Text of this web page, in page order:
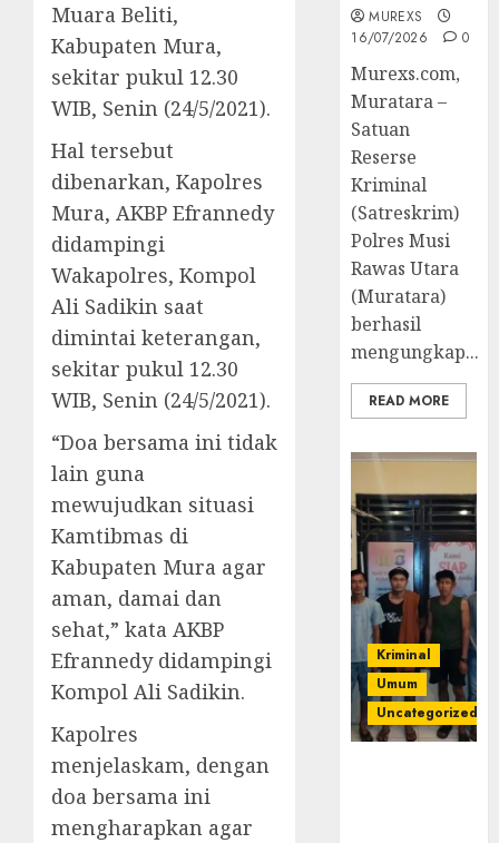
Muara Beliti,
Kabupaten Mura,
sekitar pukul 12.30
WIB, Senin (24/5/2021).
Hal tersebut
dibenarkan, Kapolres
Mura, AKBP Efrannedy
didampingi
Wakapolres, Kompol
Ali Sadikin saat
dimintai keterangan,
sekitar pukul 12.30
WIB, Senin (24/5/2021).
“Doa bersama ini tidak
lain guna
mewujudkan situasi
Kamtibmas di
Kabupaten Mura agar
aman, damai dan
sehat,” kata AKBP
Efrannedy didampingi
Kompol Ali Sadikin.
Kapolres
menjelaskam, dengan
doa bersama ini
mengharapkan agar
MUREXS
16/07/2026
0
Murexs.com,
Muratara –
Satuan
Reserse
Kriminal
(Satreskrim)
Polres Musi
Rawas Utara
(Muratara)
berhasil
mengungkap...
READ MORE
Kriminal
Umum
Uncategorized